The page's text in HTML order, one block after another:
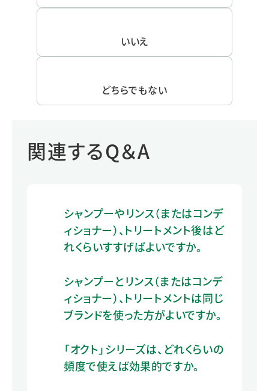
いいえ
どちらでもない
関連するQ＆A
シャンプーやリンス（またはコンデ
ィショナー）、トリートメント後はど
れくらいすすげばよいですか。
シャンプーとリンス（またはコンデ
ィショナー）、トリートメントは同じ
ブランドを使った方がよいですか。
「オクト」シリーズは、どれくらいの
頻度で使えば効果的ですか。